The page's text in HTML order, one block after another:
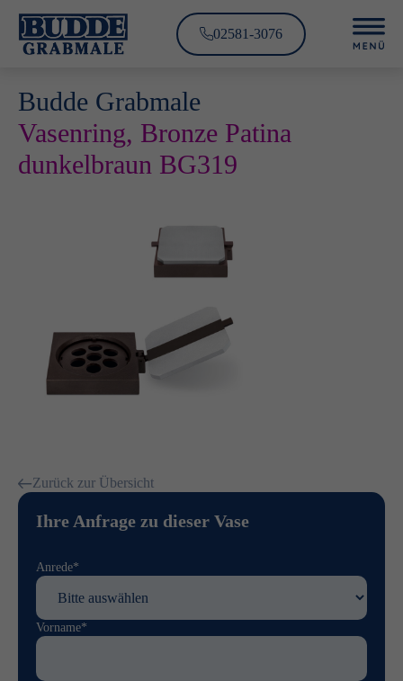
02581-3076
Budde Grabmale
Vasenring, Bronze Patina
dunkelbraun BG319
Zurück zur Übersicht
Ihre Anfrage zu dieser Vase
Anrede*
Vorname*